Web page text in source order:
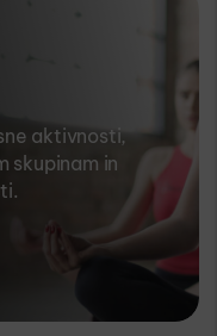
aktivnosti,
skupinam in